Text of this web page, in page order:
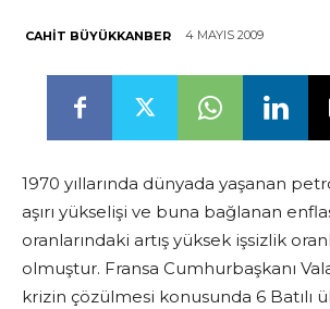
CAHIT BÜYÜKKANBER 4 MAYIS 2009
1970 yıllarında dünyada yaşanan
aşırı yükselişi ve buna bağlanan
oranlarındaki artış yüksek işsizlik
olmuştur. Fransa Cumhurbaşkanı
krizin çözülmesi konusunda 6 Batılı